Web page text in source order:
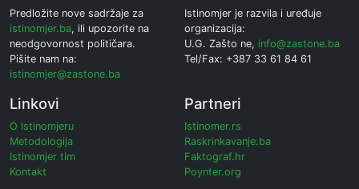
Predložite nove sadržaje za
istinomjer.ba, ili upozorite na
neodgovornost političara.
Pišite nam na:
istinomjer@zastone.ba
Istinomjer je razvila i uređuje
organizacija:
U.G. Zašto ne, info@zastone.ba
Tel/Fax: +387 33 61 84 61
Linkovi
O Istinomjeru
Metodologija
Istinomjer tim
Kontakt
Partneri
Istinomer.rs
Raskrinkavanje.ba
Faktograf.hr
Poynter.org